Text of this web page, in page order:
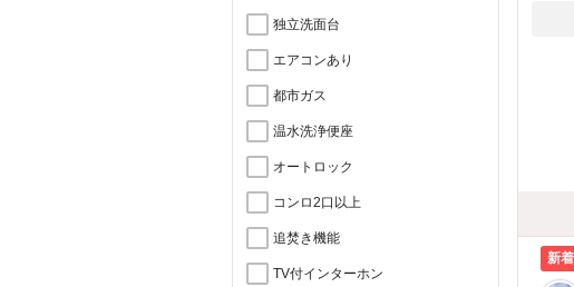
独立洗面台
エアコンあり
都市ガス
温水洗浄便座
オートロック
コンロ2口以上
追焚き機能
TV付インターホン
新着